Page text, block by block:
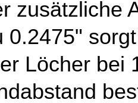
zusätzliche
0.2475"
Löcher bei